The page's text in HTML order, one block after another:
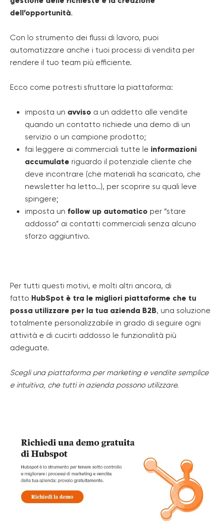
dell’opportunità.
Con lo strumento dei flussi di lavoro, puoi
automatizzare anche i tuoi processi di vendita per
rendere il tuo team più efficiente.
Ecco come potresti sfruttare la piattaforma:
imposta un avviso a un addetto alle vendite
quando un contatto richiede una demo di un
servizio o un campione prodotto;
fai leggere ai commerciali tutte le informazioni
accumulate riguardo il potenziale cliente che
deve incontrare (che materiali ha scaricato, che
newsletter ha letto…), per scoprire su quali leve
spingere;
imposta un follow up automatico per “stare
addosso” ai contatti commerciali senza alcuno
sforzo aggiuntivo.
Per tutti questi motivi, e molti altri ancora, di
fatto HubSpot è tra le migliori piattaforme che tu
possa utilizzare per la tua azienda B2B, una soluzione
totalmente personalizzabile in grado di seguire ogni
attività e di cucirti addosso le funzionalità più
adeguate.
Scegli una piattaforma per marketing e vendite semplice
e intuitiva, che tutti in azienda possono utilizzare.